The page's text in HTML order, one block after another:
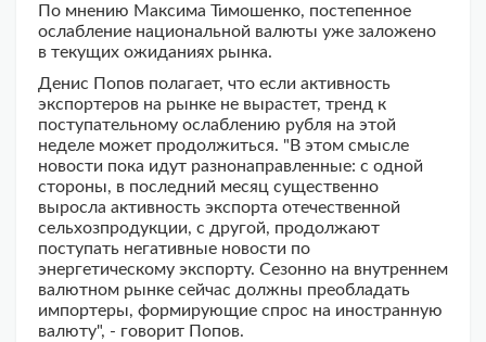
По мнению Максима Тимошенко, постепенное
ослабление национальной валюты уже заложено
в текущих ожиданиях рынка.
Денис Попов полагает, что если активность
экспортеров на рынке не вырастет, тренд к
поступательному ослаблению рубля на этой
неделе может продолжиться. "В этом смысле
новости пока идут разнонаправленные: с одной
стороны, в последний месяц существенно
выросла активность экспорта отечественной
сельхозпродукции, с другой, продолжают
поступать негативные новости по
энергетическому экспорту. Сезонно на внутреннем
валютном рынке сейчас должны преобладать
импортеры, формирующие спрос на иностранную
валюту", - говорит Попов.